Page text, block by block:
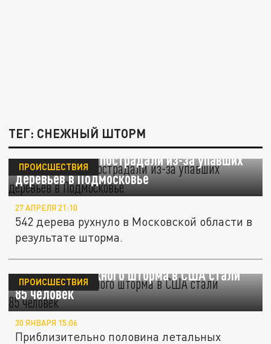
ТЕГ: СНЕЖНЫЙ ШТОРМ
Шесть человек пострадали из-за упавших
деревьев в Подмосковье
ПРОИСШЕСТВИЯ
27 АПРЕЛЯ 21:10
542 дерева рухнуло в Московской области в
результате шторма.
Жертвами снежного шторма в США стали
85 человек
ПРОИСШЕСТВИЯ
30 ЯНВАРЯ 15:06
Приблизительно половина летальных